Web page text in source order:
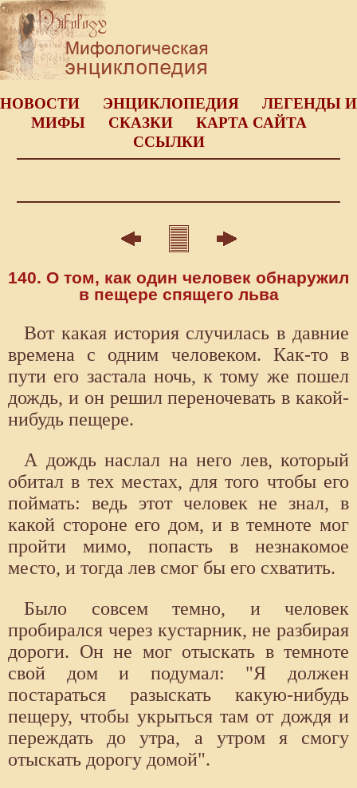
НОВОСТИ ЭНЦИКЛОПЕДИЯ
ЛЕГЕНДЫ И
МИФЫ
СКАЗКИ
КАРТА САЙТА
ССЫЛКИ
140. О том, как один человек обнаружил
в пещере спящего льва
Вот какая история случилась в давние
времена с одним человеком. Как-то в
пути его застала ночь, к тому же пошел
дождь, и он решил переночевать в какой-
нибудь пещере.
А дождь наслал на него лев, который
обитал в тех местах, для того чтобы его
поймать: ведь этот человек не знал, в
какой стороне его дом, и в темноте мог
пройти мимо, попасть в незнакомое
место, и тогда лев смог бы его схватить.
Было совсем темно, и человек
пробирался через кустарник, не разбирая
дороги. Он не мог отыскать в темноте
свой дом и подумал: "Я должен
постараться разыскать какую-нибудь
пещеру, чтобы укрыться там от дождя и
переждать до утра, а утром я смогу
отыскать дорогу домой".